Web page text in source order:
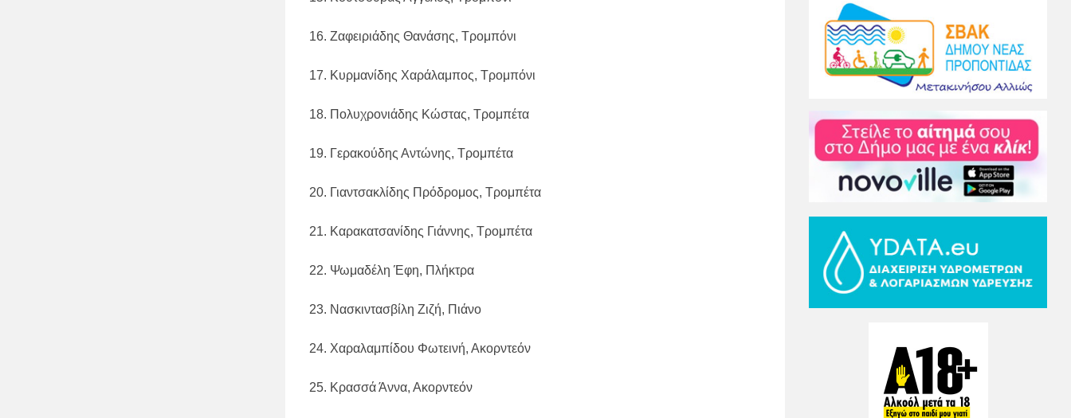
16. Ζαφειριάδης Θανάσης, Τρομπόνι
17. Κυρμανίδης Χαράλαμπος, Τρομπόνι
18. Πολυχρονιάδης Κώστας, Τρομπέτα
19. Γερακούδης Αντώνης, Τρομπέτα
20. Γιαντσακλίδης Πρόδρομος, Τρομπέτα
21. Καρακατσανίδης Γιάννης, Τρομπέτα
22. Ψωμαδέλη Έφη, Πλήκτρα
23. Νασκιντασβίλη Ζιζή, Πιάνο
24. Χαραλαμπίδου Φωτεινή, Ακορντεόν
25. Κρασσά Άννα, Ακορντεόν